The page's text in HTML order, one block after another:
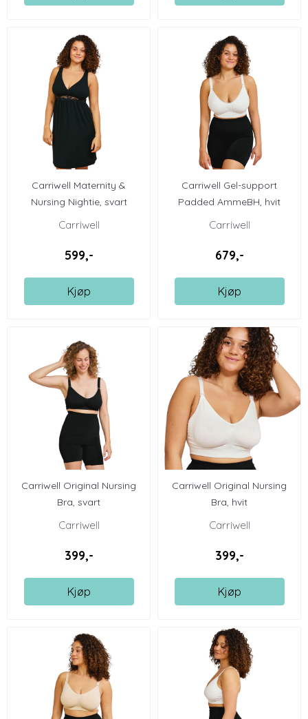
Carriwell Maternity &
Nursing Nightie, svart
Carriwell
599,-
Kjøp
Carriwell Gel-support
Padded AmmeBH, hvit
Carriwell
679,-
Kjøp
Carriwell Original Nursing
Bra, svart
Carriwell
399,-
Kjøp
Carriwell Original Nursing
Bra, hvit
Carriwell
399,-
Kjøp